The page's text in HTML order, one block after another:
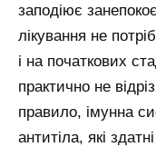
заподіює
лікування не
і на початкових
практично не
правило, імунна
антитіла, які